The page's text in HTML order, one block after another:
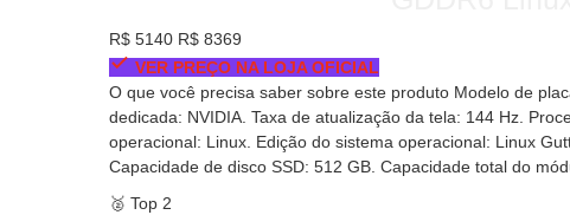
R$ 5140 R$ 8369
VER PREÇO NA LOJA OFICIAL
O que você precisa saber sobre este produto Modelo de
dedicada: NVIDIA. Taxa de atualização da tela: 144 Hz.
operacional: Linux. Edição do sistema operacional: Linux
Capacidade de disco SSD: 512 GB. Capacidade total do
🥈 Top 2